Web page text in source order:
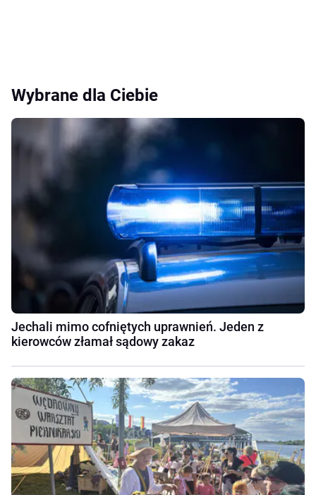
Wybrane dla Ciebie
Jechali mimo cofniętych uprawnień. Jeden z
kierowców złamał sądowy zakaz